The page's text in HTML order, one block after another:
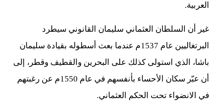
العربية.
غير أن السلطان العثماني سليمان القانوني سيطرد
البرتغاليين عام 1537م عندما بعث أسطوله بقيادة سليمان
باشا، الذي استولى كذلك على البحرين والقطيف وقطر، إلى
أن عبّر سكان الأحساء بأنفسهم في عام 1550م عن رغبتهم
في الانضواء تحت الحكم العثماني.